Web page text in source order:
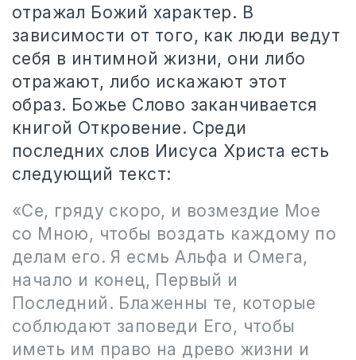
отражал Божий характер. В
зависимости от того, как люди ведут
себя в интимной жизни, они либо
отражают, либо искажают этот
образ. Божье Слово заканчивается
книгой Откровение. Среди
последних слов Иисуса Христа есть
следующий текст:
«Се, гряду скоро, и возмездие Мое
со Мною, чтобы воздать каждому по
делам его. Я есмь Альфа и Омега,
начало и конец, Первый и
Последний. Блаженны те, которые
соблюдают заповеди Его, чтобы
иметь им право на древо жизни и